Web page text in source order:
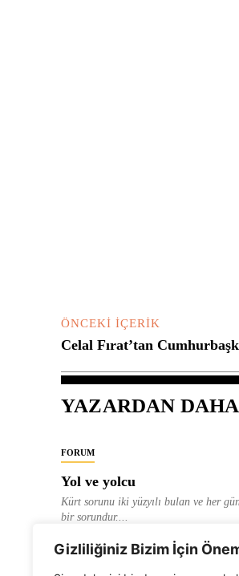
Gizliliğiniz Bizim İçin
ÖNCEKI İÇERIK
Celal Fırat’tan
YAZARDAN
FORUM
Yol ve yolcu
Kürt sorunu iki yüzyılı bulan ve her
bir sorundur....